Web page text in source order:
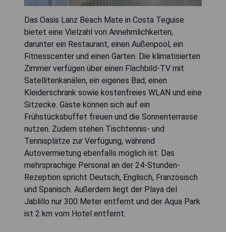
Das Oasis Lanz Beach Mate in Costa Teguise
bietet eine Vielzahl von Annehmlichkeiten,
darunter ein Restaurant, einen Außenpool, ein
Fitnesscenter und einen Garten. Die klimatisierten
Zimmer verfügen über einen Flachbild-TV mit
Satellitenkanälen, ein eigenes Bad, einen
Kleiderschrank sowie kostenfreies WLAN und eine
Sitzecke. Gäste können sich auf ein
Frühstücksbuffet freuen und die Sonnenterrasse
nutzen. Zudem stehen Tischtennis- und
Tennisplätze zur Verfügung, während
Autovermietung ebenfalls möglich ist. Das
mehrsprachige Personal an der 24-Stunden-
Rezeption spricht Deutsch, Englisch, Französisch
und Spanisch. Außerdem liegt der Playa del
Jablillo nur 300 Meter entfernt und der Aqua Park
ist 2 km vom Hotel entfernt.